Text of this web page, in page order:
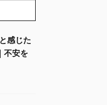
感じた
不安を